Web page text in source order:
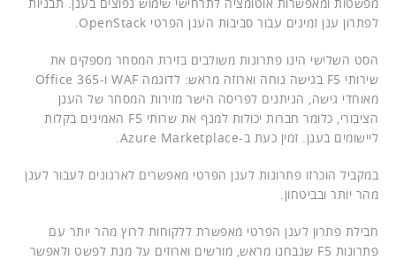
לפתרון ענן זמינים עבור סביבות הענן הפרטי OpenStack.
הסט השלישי הינו פתרונות משולבים בזירת המסחר מספקים את
שירותי F5 בגישה נוחה וארוזה מראש: לדוגמה WAF ו-Office 365
מאוחדי גישה, הניתנים לפריסה הישר מזירות המסחר של הענן
הציבורי, כלומר חברות יכולות למנף את שרותי F5 האמינים בקלות
ליישומים בענן. זמין כעת ב-Azure Marketplace.
במקביל הוכרזו פתרונות לענן הפרטי מאפשרים לארגונים לעבור לענן
מהר יותר ובביטחון.
חבילת פתרון לענן הפרטי מאפשרת ללקוחות לרוץ מהר יותר עם
פתרונות F5 שנבחנו מראש, מורשים וארוזים על מנת לפשט ולאפשר